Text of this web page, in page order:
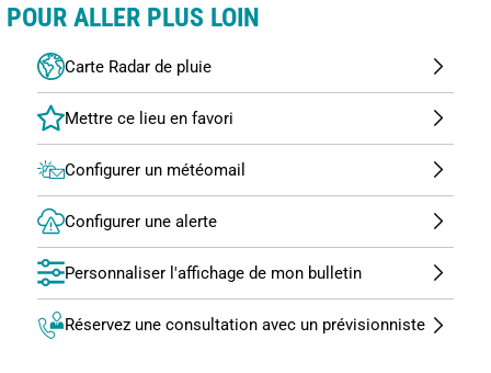
POUR ALLER PLUS LOIN
Carte Radar de pluie
Configurer un météomail
Configurer une alerte
Personnaliser l'affichage de mon bulletin
Réservez une consultation avec un prévisionniste